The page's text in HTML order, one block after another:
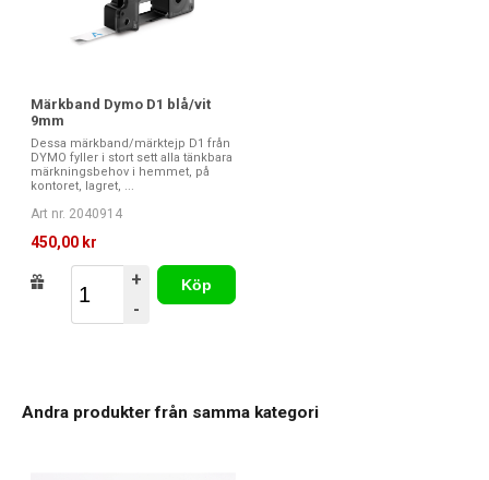
Märkband Dymo D1 blå/vit
9mm
Dessa märkband/märktejp D1 från
DYMO fyller i stort sett alla tänkbara
märkningsbehov i hemmet, på
kontoret, lagret, ...
Art nr. 2040914
450,00 kr
+
-
Köp
Andra produkter från samma kategori